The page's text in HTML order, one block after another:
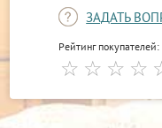
ЗАДАТЬ
Рейтинг покупателей: